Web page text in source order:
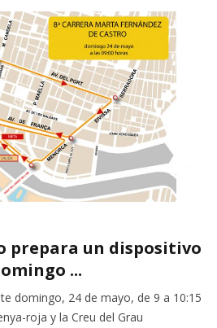
prepara un dispositivo
...
domingo, 24 de mayo, de 9 a 10:15
roja y la Creu del Grau